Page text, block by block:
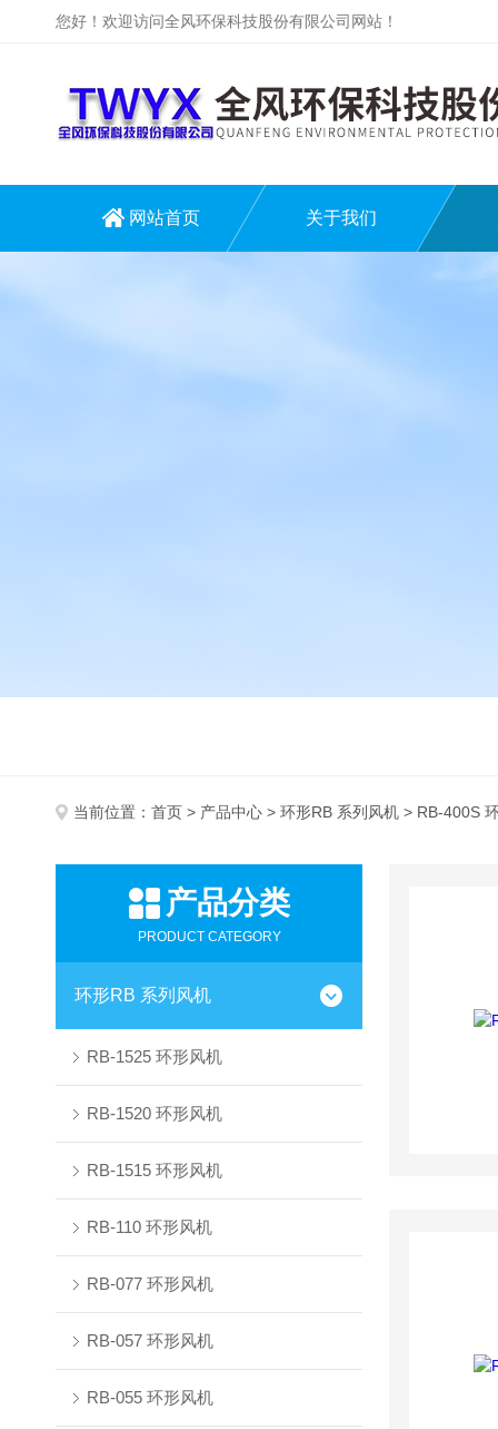
您好！欢迎访问全风环保科技股份有限公司网站！
网站首页 关于我们
当前位置： 首页 > 产品中心 > 环形RB 系列风机 > RB-400S
产品分类
PRODUCT CATEGORY
环形RB 系列风机
RB-1525 环形风机
RB-1520 环形风机
RB-1515 环形风机
RB-110 环形风机
RB-077 环形风机
RB-057 环形风机
RB-055 环形风机